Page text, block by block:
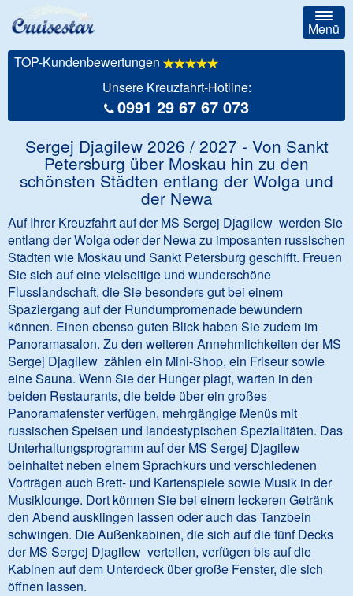
Menü
TOP-Kundenbewertungen
Unsere Kreuzfahrt-Hotline:
0991 29 67 67 073
Sergej Djagilew 2026 / 2027 - Von Sankt
Petersburg über Moskau hin zu den
schönsten Städten entlang der Wolga und
der Newa
Auf Ihrer Kreuzfahrt auf der MS Sergej Djagilew werden Sie
entlang der Wolga oder der Newa zu imposanten russischen
Städten wie Moskau und Sankt Petersburg geschifft. Freuen
Sie sich auf eine vielseitige und wunderschöne
Flusslandschaft, die Sie besonders gut bei einem
Spaziergang auf der Rundumpromenade bewundern
können. Einen ebenso guten Blick haben Sie zudem im
Panoramasalon. Zu den weiteren Annehmlichkeiten der MS
Sergej Djagilew zählen ein Mini-Shop, ein Friseur sowie
eine Sauna. Wenn Sie der Hunger plagt, warten in den
beiden Restaurants, die beide über ein großes
Panoramafenster verfügen, mehrgängige Menüs mit
russischen Speisen und landestypischen Spezialitäten. Das
Unterhaltungsprogramm auf der MS Sergej Djagilew
beinhaltet neben einem Sprachkurs und verschiedenen
Vorträgen auch Brett- und Kartenspiele sowie Musik in der
Musiklounge. Dort können Sie bei einem leckeren Getränk
den Abend ausklingen lassen oder auch das Tanzbein
schwingen. Die Außenkabinen, die sich auf die fünf Decks
der MS Sergej Djagilew verteilen, verfügen bis auf die
Kabinen auf dem Unterdeck über große Fenster, die sich
öffnen lassen.